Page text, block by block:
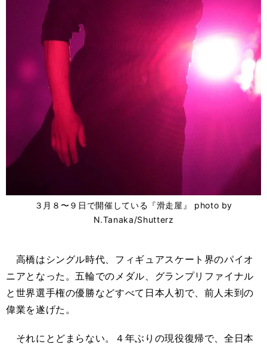
３月８〜９日で開催している『滑走屋』 photo by
N.Tanaka/Shutterz
高橋はシングル時代、フィギュアスケート界のパイオ
ニアとなった。五輪でのメダル、グランプリファイナル
と世界選手権の優勝などすべて日本人初で、前人未到の
偉業を遂げた。
それにとどまらない。４年ぶりの現役復帰で、全日本